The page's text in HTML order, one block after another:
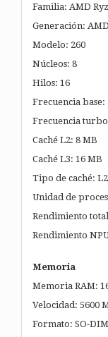
Familia: AMD
Generación:
Modelo: 260
Núcleos: 8
Hilos: 16
Frecuencia base:
Frecuencia
Caché L2: 8 MB
Caché L3: 16 MB
Tipo de caché:
Unidad de
Rendimiento
Rendimiento
Memoria
Memoria RAM:
Velocidad: 5600
Formato: SO-